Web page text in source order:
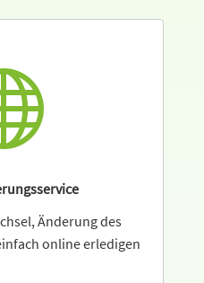
Änderung des
online erledigen